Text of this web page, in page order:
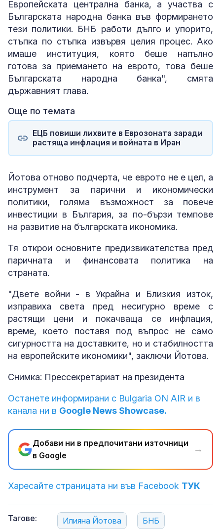
Европейската централна банка, а участва с
Българската народна банка във формирането
тези политики. БНБ работи дълго и упорито,
стъпка по стъпка извървя целия процес. Ако
имаше институция, която беше напълно
готова за приемането на еврото, това беше
Българската народна банка", смята
държавният глава.
Още по темата
ЕЦБ повиши лихвите в Еврозоната заради
растяща инфлация и войната в Иран
Йотова отново подчерта, че еврото не е цел, а
инструмент за парични и икономически
политики, голяма възможност за повече
инвестиции в България, за по-бързи темпове
на развитие на българската икономика.
Тя открои основните предизвикателства пред
паричната и финансовата политика на
страната.
"Двете войни - в Украйна и Близкия изток,
изправиха света пред несигурно време с
растящи цени и покачваща се инфлация,
време, което поставя под въпрос не само
сигурността на доставките, но и стабилността
на европейските икономики", заключи Йотова.
Снимка: Прессекретариат на президента
Останете информирани с Bulgaria ON AIR и в
канала ни в Google News Showcase.
Добави ни в предпочитани източници
в Google
→
Харесайте страницата ни във Facebook ТУК
Тагове: Илияна Йотова БНБ